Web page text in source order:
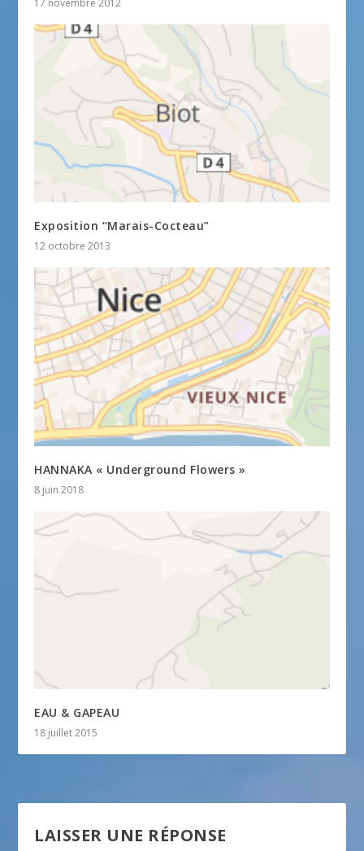
Exposition “Marais-Cocteau”
12 octobre 2013
HANNAKA « Underground Flowers »
8 juin 2018
EAU & GAPEAU
18 juillet 2015
LAISSER UNE RÉPONSE